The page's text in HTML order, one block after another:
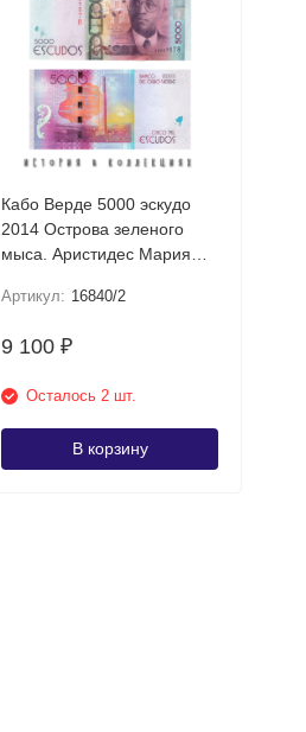
Кабо Верде 5000 эскудо
2014 Острова зеленого
мыса. Аристидес Мария
Артикул: 16840/2
9 100₽
Осталось 2 шт.
В корзину